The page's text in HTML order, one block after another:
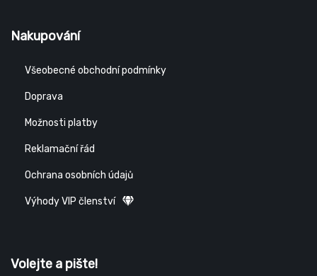
Nakupování
Všeobecné obchodní podmínky
Doprava
Možnosti platby
Reklamační řád
Ochrana osobních údajů
Výhody VIP členství
Volejte a pište!